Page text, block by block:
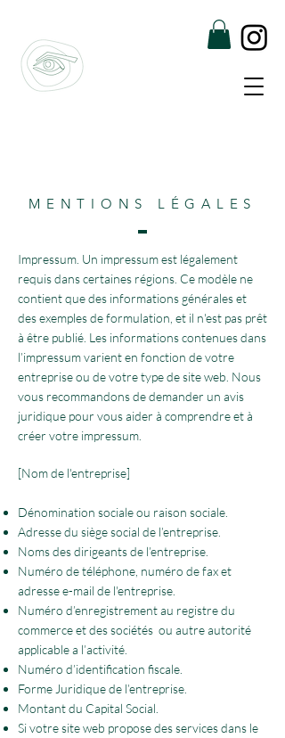
MENTIONS LÉGALES
Impressum. Un impressum est légalement
requis dans certaines régions. Ce modèle ne
contient que des informations générales et
des exemples de formulation, et il n'est pas prêt
à être publié. Les informations contenues dans
l’impressum varient en fonction de votre
entreprise ou de votre type de site web. Nous
vous recommandons de demander un avis
juridique pour vous aider à comprendre et à
créer votre impressum.
[Nom de l'entreprise]
Dénomination sociale ou raison sociale.
Adresse du siège social de l’entreprise.
Noms des dirigeants de l’entreprise.
Numéro de téléphone, numéro de fax et
adresse e-mail de l'entreprise.
Numéro d’enregistrement au registre du
commerce et des sociétés ou autre autorité
applicable a l’activité.
Numéro d’identification fiscale.
Forme Juridique de l’entreprise.
Montant du Capital Social.
Si votre site web propose des services dans le